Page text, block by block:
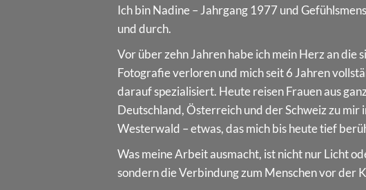
Ich bin Nadine – Jahrgang 1977 und
und durch.
Vor über zehn Jahren habe ich mein Herz an die
Fotografie verloren und mich seit 6 Jahren
darauf spezialisiert. Heute reisen Frauen aus
Deutschland, Österreich und der Schweiz zu mir
Westerwald – etwas, das mich bis heute tief
Was meine Arbeit ausmacht, ist nicht nur Licht
sondern die Verbindung zum Menschen vor der